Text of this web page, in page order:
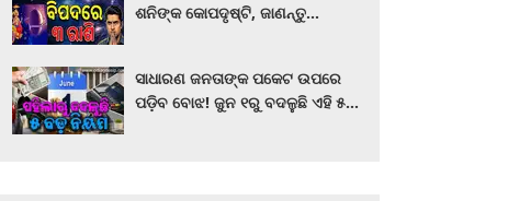
ଶନିଙ୍କ କୋପଦୃଷ୍ଟି, ଜାଣନ୍ତୁ
ସାଧାରଣ ଜନତାଙ୍କ ପକେଟ ଉପରେ
ପଡ଼ିବ ବୋଝ! ଜୁନ ୧ରୁ ବଦଳୁଛି ଏହି ୫